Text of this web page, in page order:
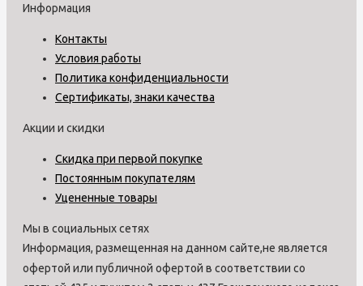
Информация
Контакты
Условия работы
Политика конфиденциальности
Сертификаты, знаки качества
Акции и скидки
Скидка при первой покупке
Постоянным покупателям
Уцененные товары
Мы в социальных сетях
Информация, размещенная на данном сайте,не является
офертой или публичной офертой в соответствии со